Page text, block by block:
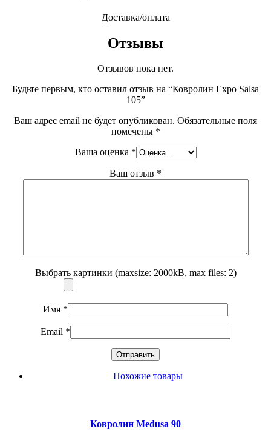
Доставка/оплата
Отзывы
Отзывов пока нет.
Будьте первым, кто оставил отзыв на “Ковролин Expo Salsa
105”
Ваш адрес email не будет опубликован. Обязательные поля
помечены *
Ваша оценка *
Ваш отзыв *
Выбрать картинки (maxsize: 2000kB, max files: 2)
Имя *
Email *
Похожие товары
Ковролин Medusa 90